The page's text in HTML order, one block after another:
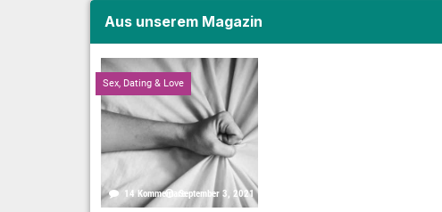
Aus unserem Magazin
Sex, Dating & Love
14 KommentareSeptember 3, 2021